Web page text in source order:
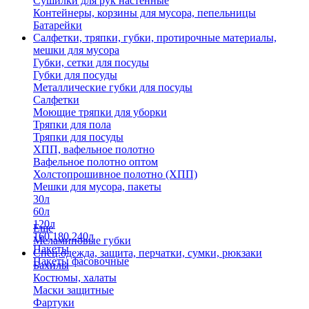
Контейнеры, корзины для мусора, пепельницы
Батарейки
Салфетки, тряпки, губки, протирочные материалы,
мешки для мусора
Губки, сетки для посуды
Губки для посуды
Металлические губки для посуды
Салфетки
Моющие тряпки для уборки
Тряпки для пола
Тряпки для посуды
ХПП, вафельное полотно
Вафельное полотно оптом
Холстопрошивное полотно (ХПП)
Мешки для мусора, пакеты
30л
60л
120л
160,180,240л
Пакеты
Пакеты фасовочные
Еще
Меламиновые губки
Спец.одежда, защита, перчатки, сумки, рюкзаки
Бахилы
Костюмы, халаты
Маски защитные
Фартуки